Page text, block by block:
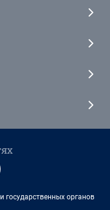
государственных органов